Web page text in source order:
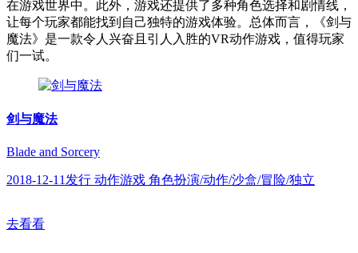
在游戏世界中。此外，游戏还提供了多种角色选择和剧情线，
让每个玩家都能找到自己独特的游戏体验。总体而言，《剑与
魔法》是一款令人兴奋且引人入胜的VR动作游戏，值得玩家
们一试。
剑与魔法
Blade and Sorcery
2018-12-11发行 动作游戏 角色扮演/动作/沙盒/冒险/独立
去看看